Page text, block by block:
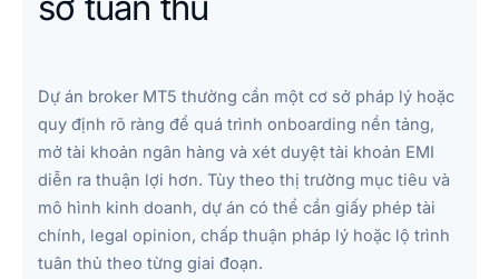
Dự án broker MT5 thường cần một cơ sở pháp lý hoặc
quy định rõ ràng để quá trình onboarding nền tảng,
mở tài khoản ngân hàng và xét duyệt tài khoản EMI
diễn ra thuận lợi hơn. Tùy theo thị trường mục tiêu và
mô hình kinh doanh, dự án có thể cần giấy phép tài
chính, legal opinion, chấp thuận pháp lý hoặc lộ trình
tuân thủ theo từng giai đoạn.